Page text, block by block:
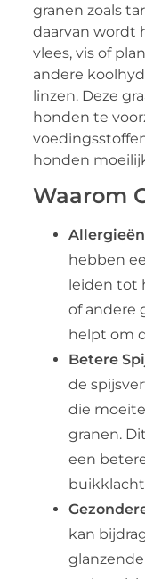
granen zoals
daarvan wordt
vlees, vis of
andere
linzen. Deze
honden te
honden
Waarom
hebben
leiden tot
of andere
helpt om
Betere
de
die
granen.
een
kan